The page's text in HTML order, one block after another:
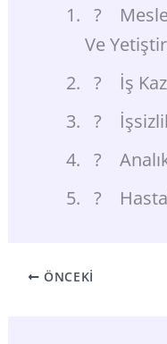
?
Ve
? İş
?
?
?
ÖNCEKI